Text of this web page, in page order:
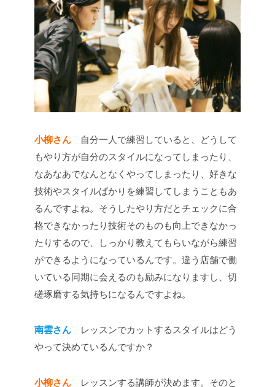
小柳さん 自分一人で練習していると、どうして
もやり方が自分のスタイルになってしまったり、
なあなあでなんとなくやってしまったり、好きな
技術やスタイルばかりを練習してしまうこともあ
るんですよね。そうしたやり方だとチェックに合
格できなかったり技術そのものも向上できなかっ
たりするので、しっかり教えてもらいながら練習
ができるようになっているんです。違う店舗で働
いている同期に会えるのも励みになりますし、切
磋琢磨する気持ちになるんですよね。
南雲さん
レッスンでカットするスタイルはどう
やって決めているんですか？
小柳さん レッスンする講師が決めます。そのと